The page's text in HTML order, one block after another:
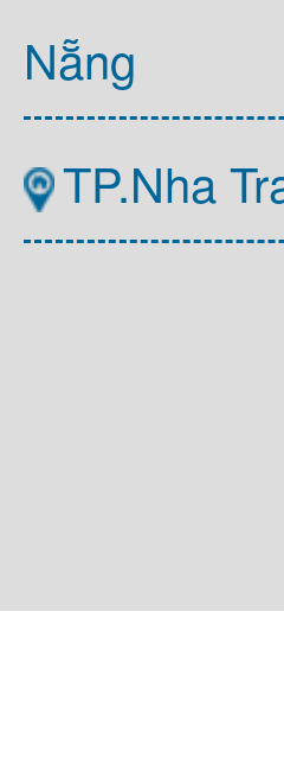
Nẵng
TP.Nha